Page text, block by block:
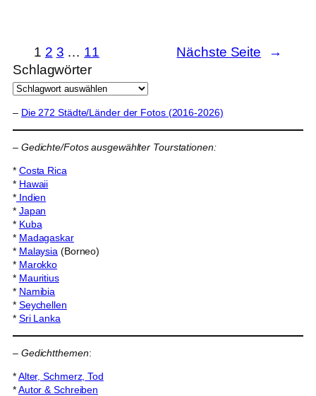
1 2 3 … 11 Nächste Seite
→
Schlagwörter
– Die 272 Städte/Länder der Fotos (2016-2026)
– Gedichte/Fotos ausgewählter Tourstationen:
* Costa Rica
* Hawaii
*Indien
* Japan
* Kuba
* Madagaskar
* Malaysia (Borneo)
* Marokko
* Mauritius
* Namibia
* Seychellen
* Sri Lanka
– Gedichtthemen:
*Alter, Schmerz, Tod
*Autor & Schreiben